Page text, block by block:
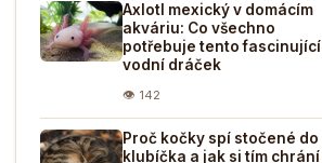
Axlotl mexický v domácím
akváriu: Co všechno
potřebuje tento fascinující
vodní dráček
👁 142
Proč kočky spí stočené do
klubíčka a jak si tím chrání